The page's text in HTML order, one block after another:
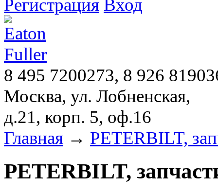
Регистрация Вход
8 495 7200273, 8 926
Москва, ул. Лобненская,
д.21, корп. 5, оф.16
Главная → PETERBILT,
PETERBILT,